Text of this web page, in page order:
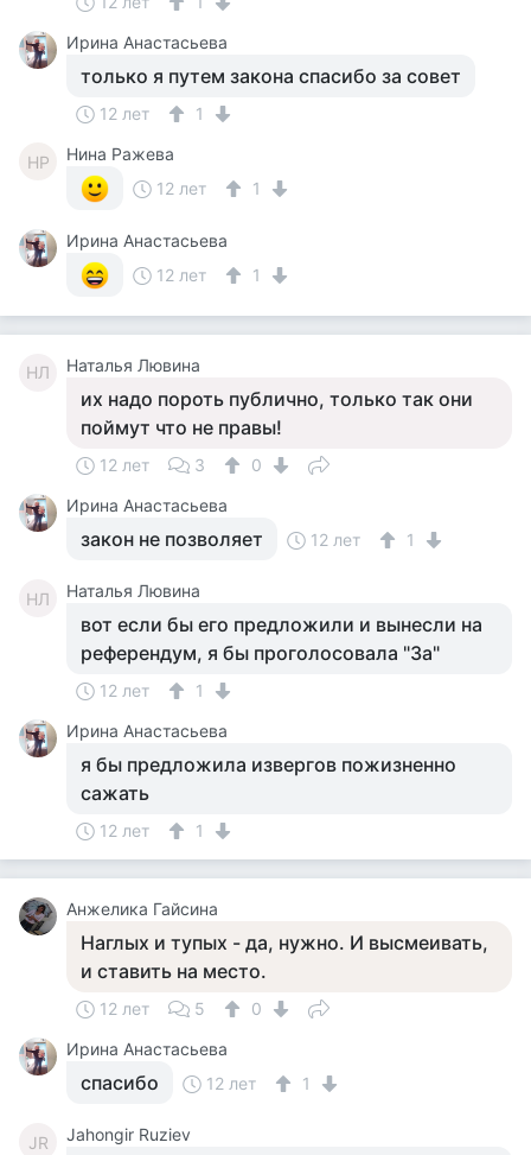
Ирина Анастасьева
только я путем закона спасибо за совет
12 лет 1
НР
Нина Ражева
12 лет
1
Ирина Анастасьева
12 лет
1
НЛ Наталья Лювина
их надо пороть публично, только так они
поймут что не правы!
12 лет 3
0
Ирина Анастасьева
закон не позволяет 12 лет 1
НЛ Наталья Лювина
вот если бы его предложили и вынесли на
референдум, я бы проголосовала "За"
12 лет
1
Ирина Анастасьева
я бы предложила извергов пожизненно
сажать
12 лет 1
Анжелика Гайсина
Наглых и тупых - да, нужно. И высмеивать,
и ставить на место.
12 лет 5
0
Ирина Анастасьева
спасибо 12 лет 1
JR Jahongir Ruziev